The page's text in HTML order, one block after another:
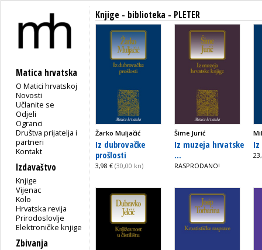
Matica hrvatska
O Matici hrvatskoj
Novosti
Učlanite se
Odjeli
Ogranci
Društva prijatelja i
partneri
Kontakt
Izdavaštvo
Knjige
Vijenac
Kolo
Hrvatska revija
Prirodoslovlje
Elektroničke knjige
Zbivanja
Knjige - biblioteka - PLETER
Žarko Muljačić
Iz dubrovačke
prošlosti
3,98 € (30,00 kn)
Šime Jurić
Iz muzeja hrvatske
...
RASPRODANO!